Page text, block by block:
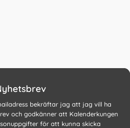
bekräftar jag att jag vill ha
och godkänner att Kalenderkungen
för att kunna skicka